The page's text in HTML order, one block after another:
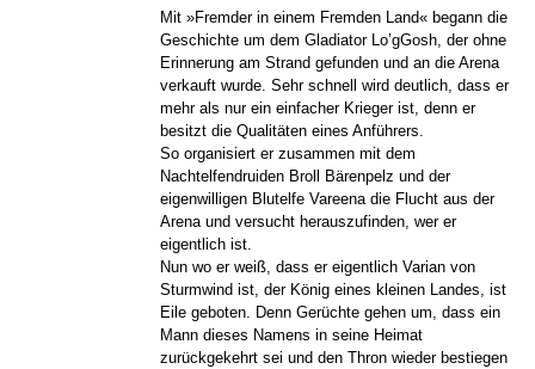
Mit »Fremder in einem Fremden Land« begann die
Geschichte um dem Gladiator Lo’gGosh, der ohne
Erinnerung am Strand gefunden und an die Arena
verkauft wurde. Sehr schnell wird deutlich, dass er
mehr als nur ein einfacher Krieger ist, denn er
besitzt die Qualitäten eines Anführers.
So organisiert er zusammen mit dem
Nachtelfendruiden Broll Bärenpelz und der
eigenwilligen Blutelfe Vareena die Flucht aus der
Arena und versucht herauszufinden, wer er
eigentlich ist.
Nun wo er weiß, dass er eigentlich Varian von
Sturmwind ist, der König eines kleinen Landes, ist
Eile geboten. Denn Gerüchte gehen um, dass ein
Mann dieses Namens in seine Heimat
zurückgekehrt sei und den Thron wieder bestiegen